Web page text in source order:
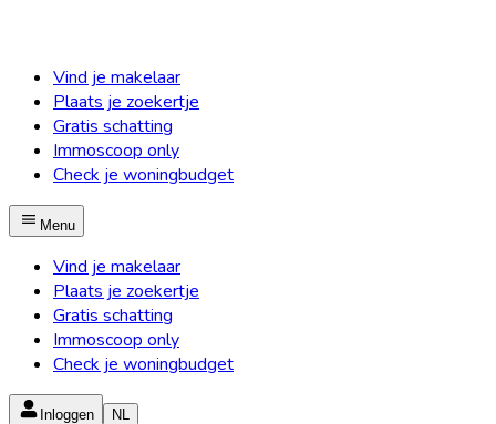
Vind je makelaar
Plaats je zoekertje
Gratis schatting
Immoscoop only
Check je woningbudget
Menu
Vind je makelaar
Plaats je zoekertje
Gratis schatting
Immoscoop only
Check je woningbudget
Inloggen NL